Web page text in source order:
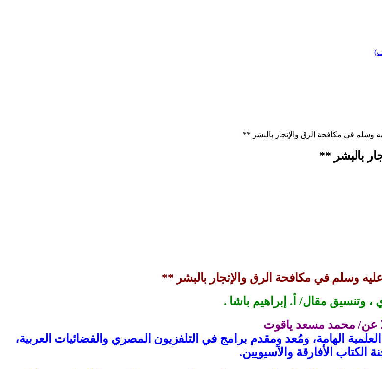
وسلم في مكافحة الرق والإتجار بالبشر **
بالبشر **
وسلم في مكافحة الرق والإتجار بالبشر **
وتنسيق مقال/ أ. إبراهيم باشا .
عن/ محمد مسعد ياقوت
الهامة، ومُعد ومقدم برامج في التلفزيون المصري والفضائيات العربية،
الكتاب الأفارقة والآسيويين.